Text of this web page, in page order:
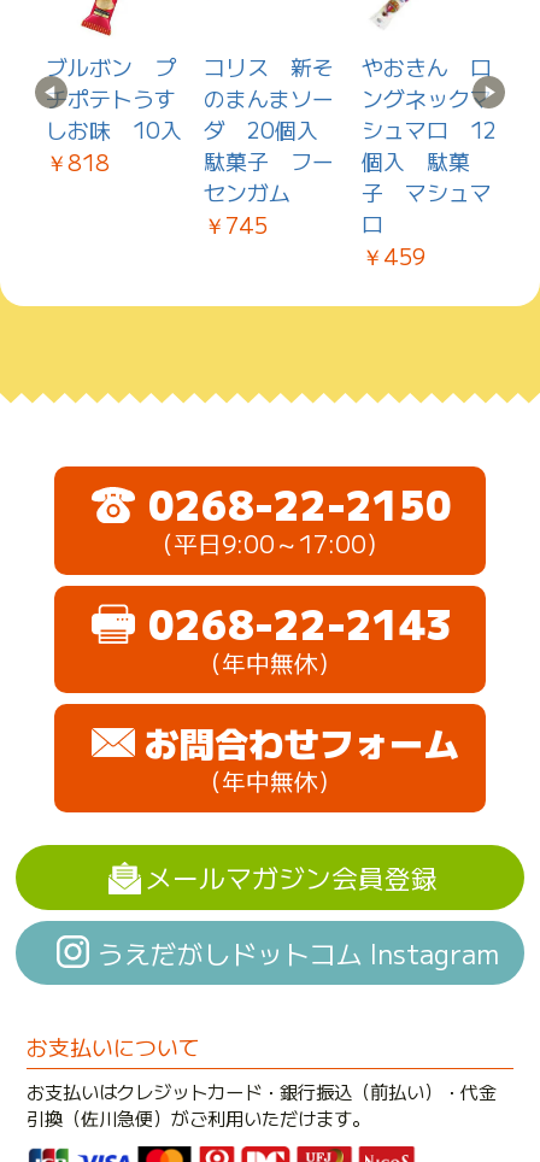
ブルボン プ
チポテトうす
しお味 10入
￥818
コリス 新そ
のまんまソー
ダ 20個入
駄菓子 フー
センガム
￥745
やおきん ロ
ングネックマ
シュマロ 12
個入 駄菓
子 マシュマ
ロ
￥459
0268-22-2150
（平日9:00～17:00）
0268-22-2143
（年中無休）
お問合わせフォーム
（年中無休）
メールマガジン会員登録
うえだがしドットコム Instagram
お支払いについて
お支払いはクレジットカード・銀行振込（前払い）・代金
引換（佐川急便）がご利用いただけます。